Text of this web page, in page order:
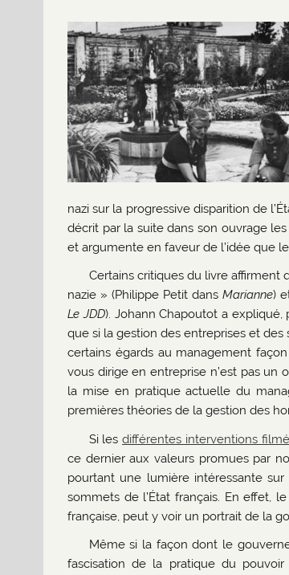
nazi sur la progressive disparition de
décrit par la suite dans son ouvrage
et argumente en faveur de l’idée que
Certains critiques du livre
nazie » (Philippe Petit dansMarianne)
Le JDD). Johann Chapoutot a
que si la gestion des entreprises et des
certains égards au management
vous dirige en entreprise n’est pas un
la mise en pratique actuelle du
premières théories de la gestion des
Si lesdifférentes interventions
ce dernier aux valeurs promues par
pourtant une lumière intéressante
sommets de l’État français. En effet,
française, peut y voir un portrait de la
Même si la façon dont le
fascisation de la pratique du